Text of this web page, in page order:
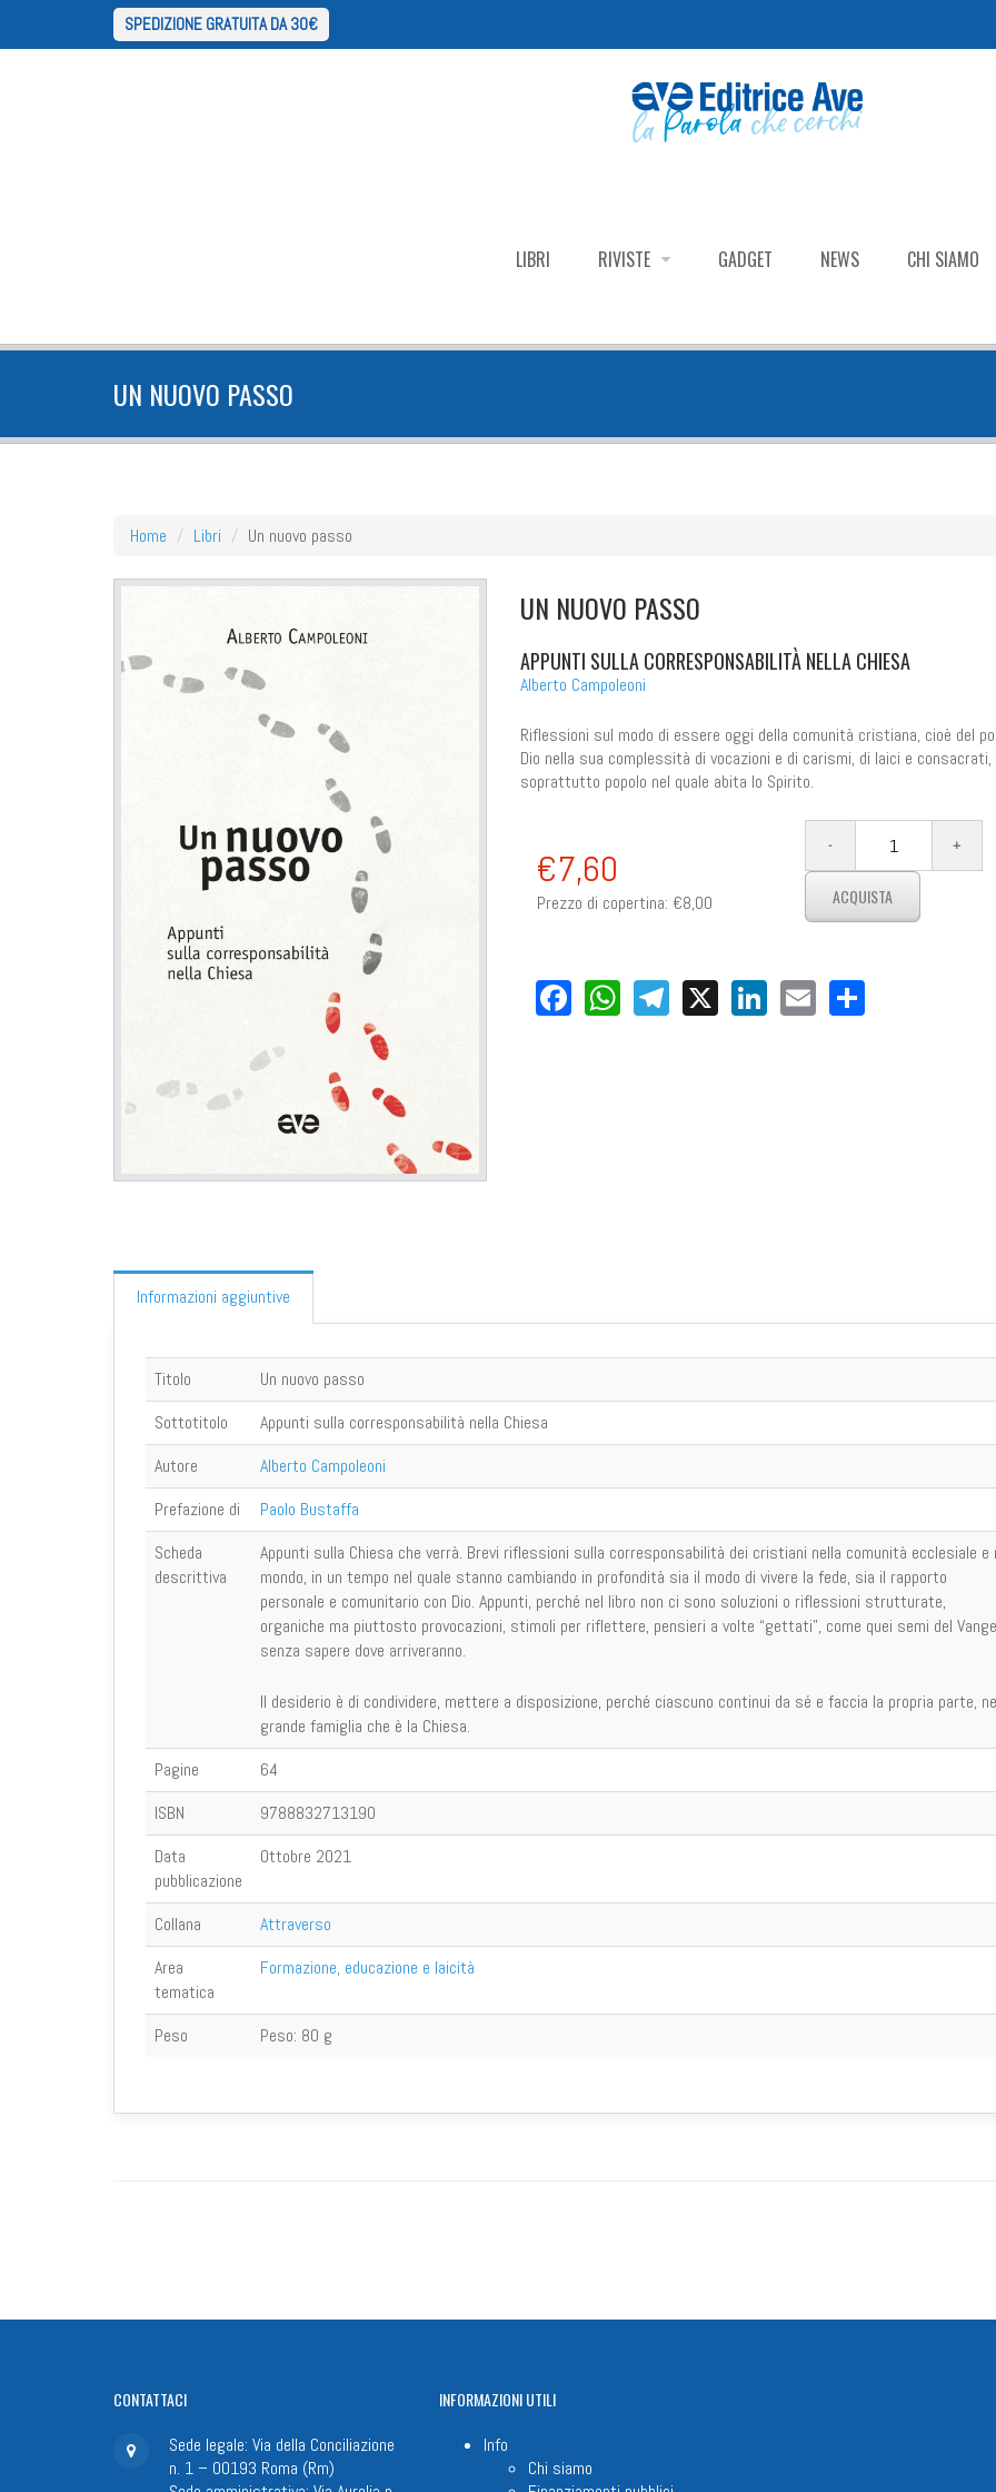
SPEDIZIONE GRATUITA DA 30€
LIBRI RIVISTE GADGET NEWS CHI SIAMO
UN NUOVO PASSO
Home Libri Un nuovo passo
UN NUOVO PASSO
APPUNTI SULLA CORRESPONSABILITÀ NELLA CHIESA
Alberto Campoleoni
Riflessioni sul modo di essere oggi della comunità cristiana, cioè del
Dio nella sua complessità di vocazioni e di carismi, di laici e consacrati,
soprattutto popolo nel quale abita lo Spirito.
€7,60
Prezzo di copertina: €8,00
Facebook
WhatsApp
Telegram
X LinkedIn
EmailShare
Informazioni aggiuntive
Titolo
Un nuovo passo
Sottotitolo
Appunti sulla corresponsabilità nella Chiesa
Autore
Alberto Campoleoni
Prefazione di
Paolo Bustaffa
Scheda
descrittiva
Appunti sulla Chiesa che verrà. Brevi riflessioni sulla corresponsabilità dei cristiani nella comunità ecclesiale e
mondo, in un tempo nel quale stanno cambiando in profondità sia il modo di vivere la fede, sia il rapporto
personale e co­munitario con Dio. Appunti, perché nel libro non ci sono soluzioni o riflessioni strutturate,
organiche ma piuttosto provocazioni, stimoli per riflettere, pensieri a volte “gettati”, come quei semi del
senza sapere dove arriveranno.
Il desiderio è di condividere, mettere a disposizio­ne, perché ciascuno continui da sé e faccia la propria parte,
grande famiglia che è la Chiesa.
Pagine
64
ISBN
9788832713190
Data
pubblicazione
Ottobre 2021
Collana
Attraverso
Area
tematica
Formazione, educazione e laicità
Peso Peso: 80 g
suL'eco di Bergamo
CHIESA IN CAMMINO IN
CORRESPONSABILITÀ
L’unità di intenti
CONTATTACI
Sede legale: Via della Conciliazione
n. 1 – 00193 Roma (Rm)
INFORMAZIONIUTILI
Info
Chi siamo